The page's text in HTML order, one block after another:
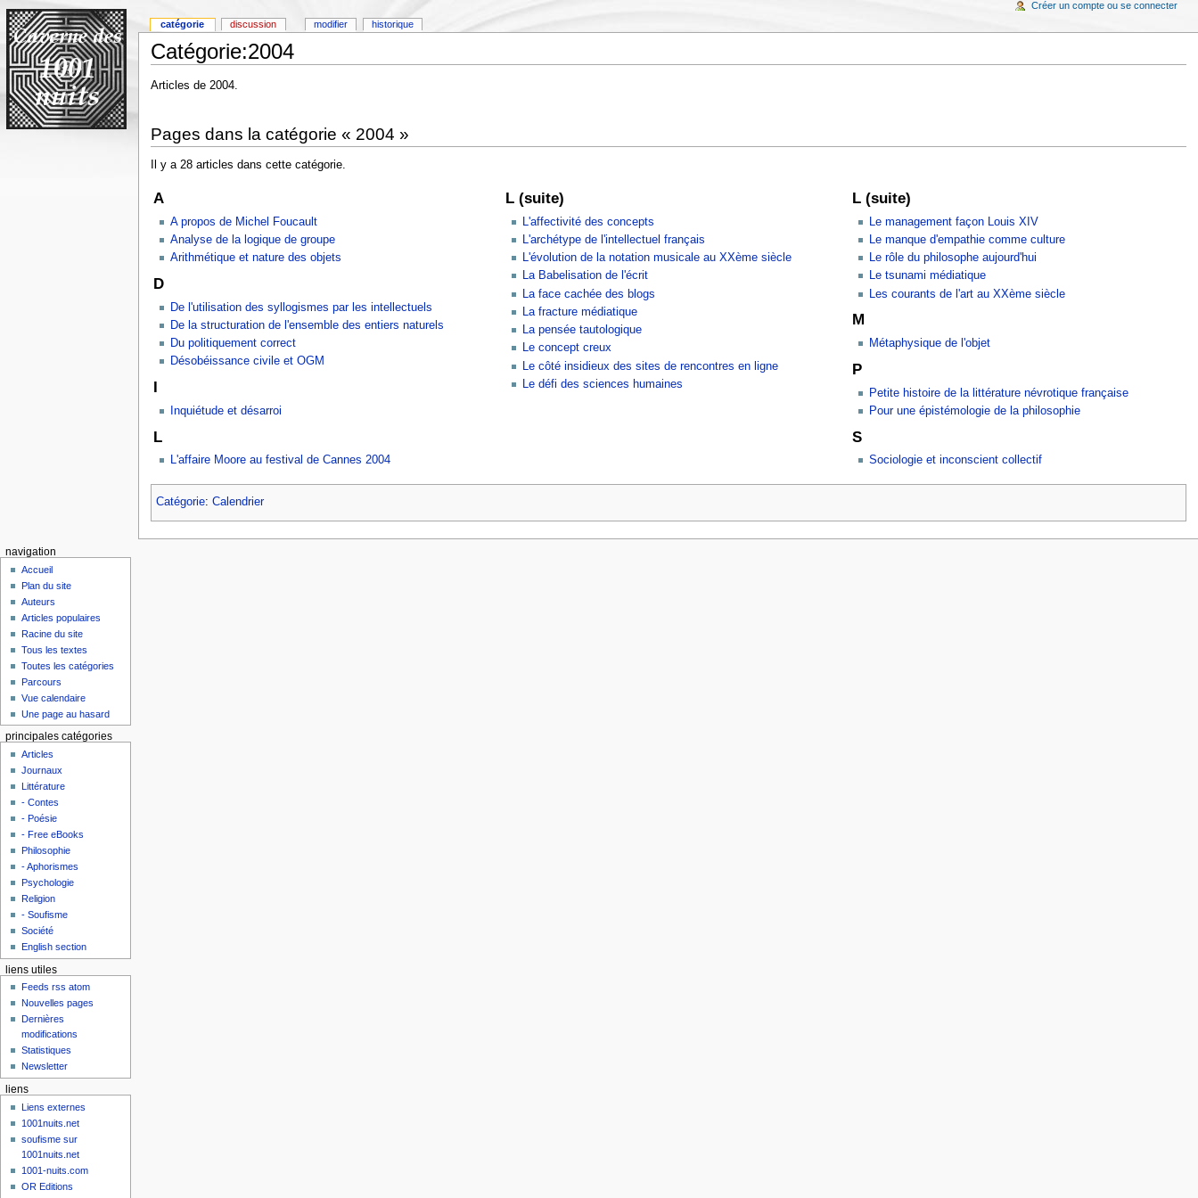
Catégorie:2004
Articles de 2004.
Pages dans la catégorie « 2004 »
Il y a 28 articles dans cette catégorie.
A
A propos de Michel Foucault
Analyse de la logique de groupe
Arithmétique et nature des objets
D
De l'utilisation des syllogismes par les intellectuels
De la structuration de l'ensemble des entiers naturels
Du politiquement correct
Désobéissance civile et OGM
I
Inquiétude et désarroi
L
L'affaire Moore au festival de Cannes 2004
L (suite)
L'affectivité des concepts
L'archétype de l'intellectuel français
L'évolution de la notation musicale au XXème siècle
La Babelisation de l'écrit
La face cachée des blogs
La fracture médiatique
La pensée tautologique
Le concept creux
Le côté insidieux des sites de rencontres en ligne
Le défi des sciences humaines
L (suite)
Le management façon Louis XIV
Le manque d'empathie comme culture
Le rôle du philosophe aujourd'hui
Le tsunami médiatique
Les courants de l'art au XXème siècle
M
Métaphysique de l'objet
P
Petite histoire de la littérature névrotique française
Pour une épistémologie de la philosophie
S
Sociologie et inconscient collectif
Catégorie: Calendrier
catégorie discussion modifier historique
Créer un compte ou se connecter
navigation
Accueil
Plan du site
Auteurs
Articles populaires
Racine du site
Tous les textes
Toutes les catégories
Parcours
Vue calendaire
Une page au hasard
principales catégories
Articles
Journaux
Littérature
- Contes
- Poésie
- Free eBooks
Philosophie
- Aphorismes
Psychologie
Religion
- Soufisme
Société
English section
liens utiles
Feeds rss atom
Nouvelles pages
Dernières
modifications
Statistiques
Newsletter
liens
Liens externes
1001nuits.net
soufisme sur
1001nuits.net
1001-nuits.com
OR Editions